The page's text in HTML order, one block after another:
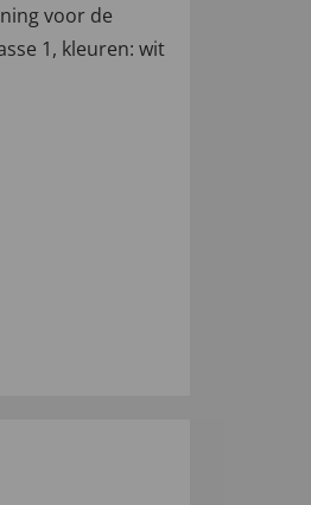
voor de
1, kleuren: wit